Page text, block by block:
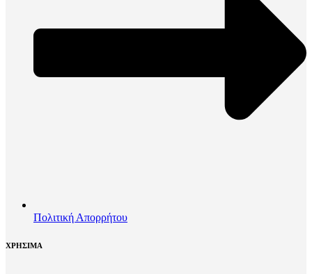
Πολιτική Απορρήτου
ΧΡΗΣΙΜΑ